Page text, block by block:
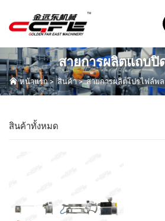
สายการผลิตแถบปิ
หน้าแรก>สินค้า>สายการผลิตโปรไฟล์พ
สินค้าทั้งหมด